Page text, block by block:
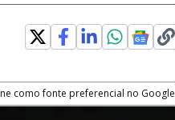
como fonte preferencial no Google